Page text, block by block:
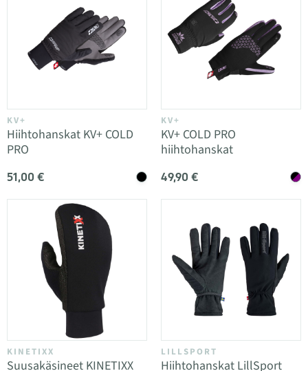
KV+
Hiihtohanskat KV+ COLD
PRO
51,00 €
KV+
KV+ COLD PRO
hiihtohanskat
49,90 €
KINETIXX
Suusakäsineet KINETIXX
LILLSPORT
Hiihtohanskat LillSport